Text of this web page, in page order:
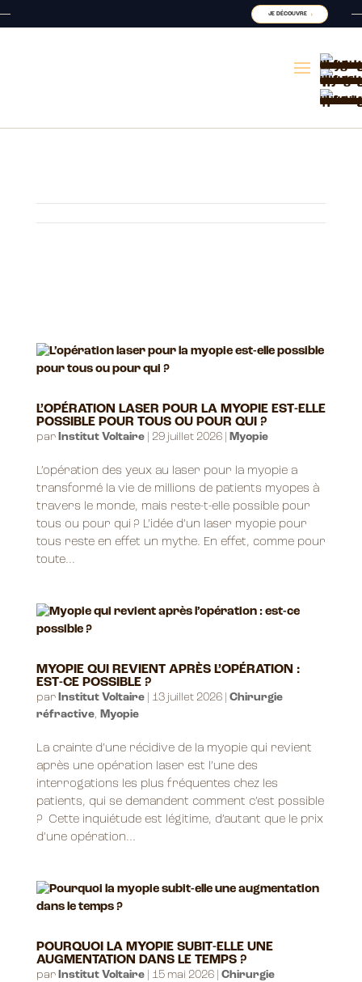
JE DÉCOUVRE
L’OPÉRATION LASER POUR LA MYOPIE EST-ELLE
POSSIBLE POUR TOUS OU POUR QUI ?
par Institut Voltaire| 29 juillet 2026| Myopie
L’opération des yeux au laser pour la myopie a
transformé la vie de millions de patients myopes à
travers le monde, mais reste-t-elle possible pour
tous ou pour qui ? L’idée d’un laser myopie pour
tous reste en effet un mythe. En effet, comme pour
toute...
MYOPIE QUI REVIENT APRÈS L’OPÉRATION :
EST-CE POSSIBLE ?
par Institut Voltaire| 13 juillet 2026| Chirurgie
réfractive, Myopie
La crainte d’une récidive de la myopie qui revient
après une opération laser est l’une des
interrogations les plus fréquentes chez les
patients, qui se demandent comment c’est possible
? Cette inquiétude est légitime, d’autant que le prix
d’une opération...
POURQUOI LA MYOPIE SUBIT-ELLE UNE
AUGMENTATION DANS LE TEMPS ?
par Institut Voltaire| 15 mai 2026| Chirurgie